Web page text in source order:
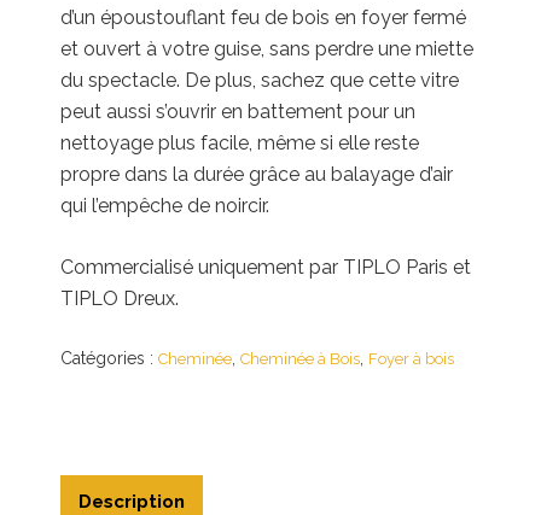
d’un époustouflant feu de bois en foyer fermé
et ouvert à votre guise, sans perdre une miette
du spectacle. De plus, sachez que cette vitre
peut aussi s’ouvrir en battement pour un
nettoyage plus facile, même si elle reste
propre dans la durée grâce au balayage d’air
qui l’empêche de noircir.
Commercialisé uniquement par TIPLO Paris et
TIPLO Dreux.
Catégories : Cheminée, Cheminée à Bois, Foyer à bois
Description